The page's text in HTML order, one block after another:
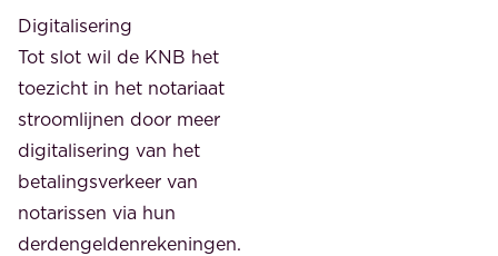
Digitalisering
Tot slot wil de KNB het
toezicht in het notariaat
stroomlijnen door meer
digitalisering van het
betalingsverkeer van
notarissen via hun
derdengeldenrekeningen.